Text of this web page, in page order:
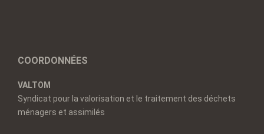
COORDONNÉES
VALTOM
Syndicat pour la valorisation et le traitement des déchets
ménagers et assimilés